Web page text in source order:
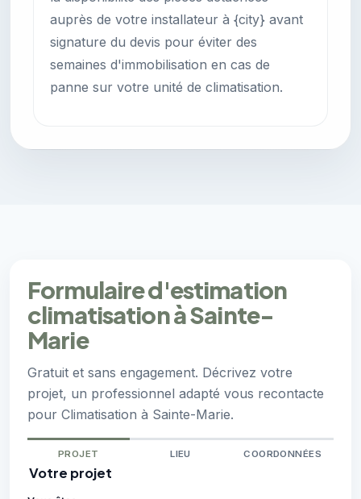
auprès de votre installateur à {city} avant
signature du devis pour éviter des
semaines d'immobilisation en cas de
panne sur votre unité de climatisation.
Formulaire d'estimation
climatisation à Sainte-
Marie
Gratuit et sans engagement. Décrivez votre
projet, un professionnel adapté vous recontacte
pour Climatisation à Sainte-Marie.
PROJET LIEU COORDONNÉES
Votre projet